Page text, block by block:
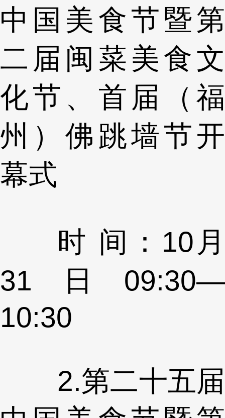
中国美食节暨第
二届闽菜美食文
化节、首届（福
州）佛跳墙节开
幕式
时 间：10月
31日09:30—
10:30
2.第二十五届